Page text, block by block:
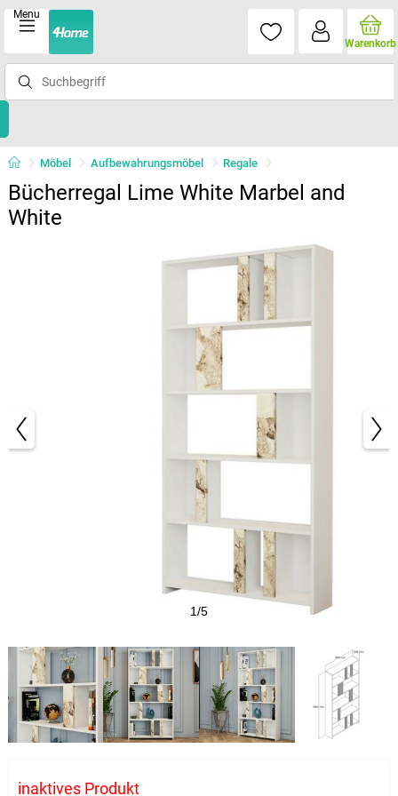
Menu
Warenkorb
Möbel Aufbewahrungsmöbel Regale
Bücherregal Lime White Marbel and
White
1/5
inaktives Produkt